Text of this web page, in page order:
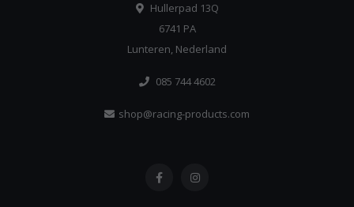
Hullerpad 13Q
6741 PA
Lunteren, Nederland
085 744 4602
shop@racing-products.com